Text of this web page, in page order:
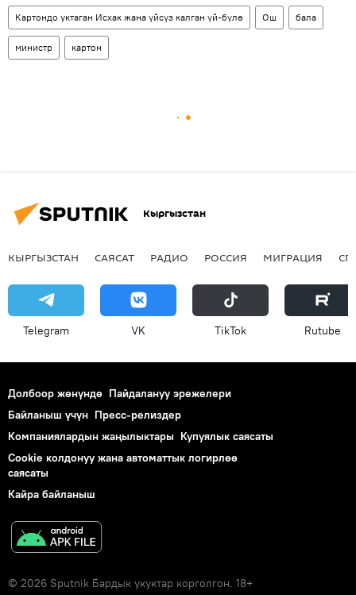
Картондо уктаган Исхак жана үйсүз калган үй-бүлө Ош бала
министр картон
Кыргызстан
КЫРГЫЗСТАН САЯСАТ РАДИО РОССИЯ МИГРАЦИЯ
Telegram VK ТikТоk Rutube
Долбоор жөнүндө Пайдалануу эрежелери
Байланыш үчүн Пресс-релиздер
Компаниялардын жаңылыктары Купуялык саясаты
Cookie колдонуу жана автоматтык логирлөө
саясаты
Кайра байланыш
© 2026 Sputnik Бардык укуктар корголгон. 18+